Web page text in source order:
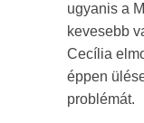
ugyanis a
kevesebb
Cecília
éppen
problémát.